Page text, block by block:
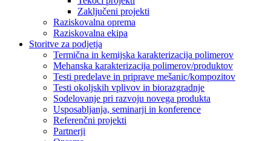
Zaključeni projekti
Raziskovalna oprema
Raziskovalna ekipa
Storitve za podjetja
Termična in kemijska karakterizacija polimerov
Mehanska karakterizacija polimerov/produktov
Testi predelave in priprave mešanic/kompozitov
Testi okoljskih vplivov in biorazgradnje
Sodelovanje pri razvoju novega produkta
Usposabljanja, seminarji in konference
Referenčni projekti
Partnerji